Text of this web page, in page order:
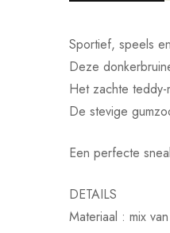
Sportief, speels
Deze
Het zachte
De stevige
Een perfecte
DETAILS
Materiaal : mix